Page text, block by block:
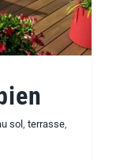
sol, terrasse,